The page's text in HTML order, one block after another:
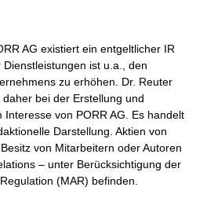
AG existiert ein entgeltlicher IR
ist u.a., den
zu erhöhen. Dr. Reuter
bei der Erstellung und
Interesse von PORR AG. Es handelt
Darstellung. Aktien von
von Mitarbeitern oder Autoren
– unter Berücksichtigung der
(MAR) befinden.